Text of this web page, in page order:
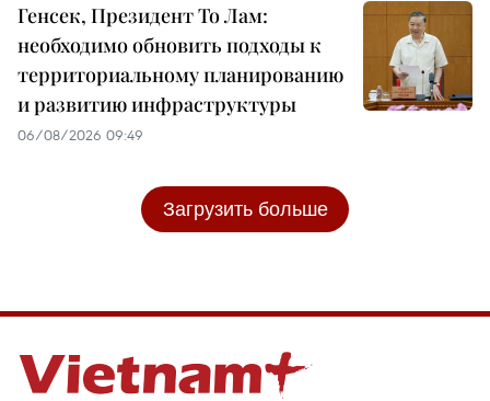
Генсек, Президент То Лам:
необходимо обновить подходы к
территориальному планированию
и развитию инфраструктуры
06/08/2026 09:49
Загрузить больше